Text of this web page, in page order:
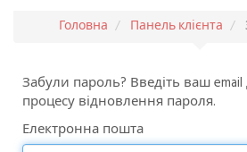
Головна Панель клієнта
Забули пароль? Введіть ваш
процесу відновлення пароля.
Електронна пошта